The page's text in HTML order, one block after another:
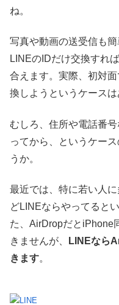
ね。
写真や動画の送受信も
LINEのIDだけ交換すれ
合えます。実際、初対
換しようというケースは
むしろ、住所や電話番
ってから、というケー
うか。
最近では、特に若い人
どLINEならやってると
た、AirDropだとiPhone
きませんが、
LINEなら
きます。